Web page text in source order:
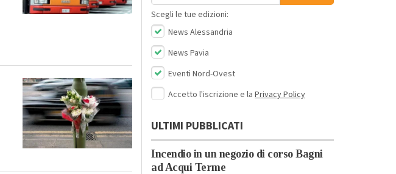
Scegli le tue edizioni:
News Alessandria
News Pavia
Eventi Nord-Ovest
Accetto l'iscrizione e la Privacy Policy
ULTIMI PUBBLICATI
Incendio in un negozio di corso Bagni
ad Acqui Terme